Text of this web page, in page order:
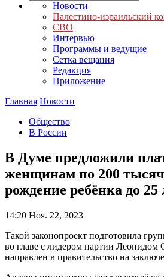
Новости
Палестино-израильский
СВО
Интервью
Программы и ведущие
Сетка вещания
Редакция
Приложение
Главная Новости
Общество
В России
В Думе предложили
женщинам по 200 тысяч
рождение ребёнка до 25
14:20 Ноя. 22, 2023
Такой законопроект подготовила
во главе с лидером партии
направлен в правительство на